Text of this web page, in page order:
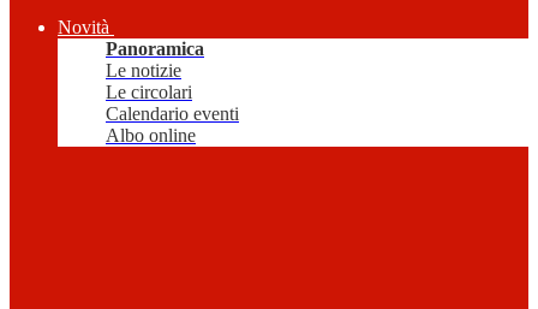
Novità
Panoramica
Le notizie
Le circolari
Calendario eventi
Albo online